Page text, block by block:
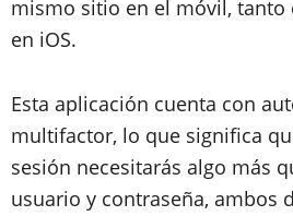
mismo sitio en el móvil, tanto
en iOS.
Esta aplicación cuenta con
multifactor, lo que significa
sesión necesitarás algo más
usuario y contraseña, ambos